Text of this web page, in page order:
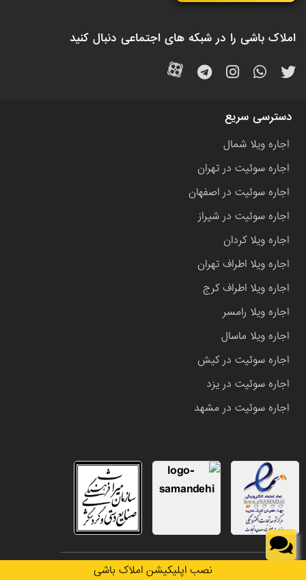
نصب اپلیکیشن املاک باشی
املاک باشی را در شبکه های اجتماعی دنبال کنید
دسترسی سریع
اجاره ویلا شمال
اجاره سوئیت در تهران
اجاره سوئیت در اصفهان
اجاره سوئیت در شیراز
اجاره ویلا کردان
اجاره ویلا اطراف تهران
اجاره ویلا اطراف کرج
اجاره ویلا رامسر
اجاره ویلا ماسال
اجاره سوئیت در کیش
اجاره سوئیت در یزد
اجاره سوئیت در مشهد
تمامی حقوق این وب سایت متعلق به املاک باشی می باشد.